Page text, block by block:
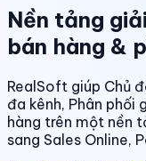
Nền tảng
bán hàng &
RealSoft giúp Chủ
đa kênh, Phân phối
hàng trên một nền
sang Sales Online,